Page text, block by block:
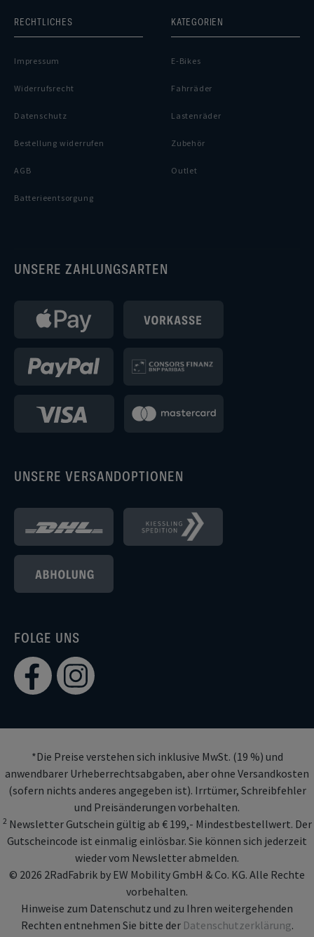
RECHTLICHES
Impressum
Widerrufsrecht
Datenschutz
Bestellung widerrufen
AGB
Batterieentsorgung
KATEGORIEN
E-Bikes
Fahrräder
Lastenräder
Zubehör
Outlet
UNSERE ZAHLUNGSARTEN
UNSERE VERSANDOPTIONEN
FOLGE UNS
*Die Preise verstehen sich inklusive MwSt. (19 %) und
anwendbarer Urheberrechtsabgaben, aber ohne Versandkosten
(sofern nichts anderes angegeben ist). Irrtümer, Schreibfehler
und Preisänderungen vorbehalten.
2Newsletter Gutschein gültig ab € 199,- Mindestbestellwert. Der
Gutscheincode ist einmalig einlösbar. Sie können sich jederzeit
wieder vom Newsletter abmelden.
© 2026 2RadFabrik by EW Mobility GmbH & Co. KG. Alle Rechte
vorbehalten.
Hinweise zum Datenschutz und zu Ihren weitergehenden
Rechten entnehmen Sie bitte der Datenschutzerklärung.